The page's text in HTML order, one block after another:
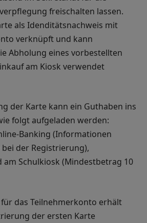
freischalten lassen.
als Idenditätsnachweis mit
verknüpft und kann
Abholung eines vorbestellten
am Kiosk verwendet
der Karte kann ein Guthaben ins
folgt aufgeladen werden:
Banking (Informationen
der Registrierung),
am Schulkiosk (Mindestbetrag 10
das Teilnehmerkonto erhält
der ersten Karte